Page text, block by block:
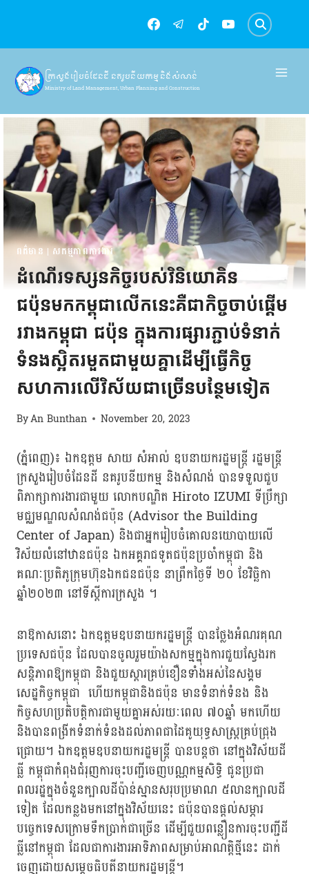
content
ក្រសួងរៀបចំដែនដី នគរូបនីយកម្ម និងសំណង់
Ministry of Land Management, Urban Planning and Construction
ពត៌មាន | សកម្មភាពការងារ
ដំណើរទស្សនកិច្ចរបស់វិនិយោគិន
ជប៉ុនមកកម្ពុជាលើកនេះគឺជាកិច្ចចាប់ផ្តើម
រវាងកម្ពុជា ជប៉ុន ក្នុងការផ្សារភ្ជាប់ទំនាក់
ទំនងស្អិតរមួតជាមួយគ្នាដើម្បីធ្វើកិច្ច
សហការលើវិស័យជាច្រើនបន្ថែមទៀត
ByAn Bunthan November 20, 2023
(ភ្នំពេញ)៖ ឯកឧត្តម សាយ សំអាល់ ឧបនាយករដ្ឋមន្រ្តី រដ្ឋមន្រ្តី
ក្រសួងរៀបចំដែនដី នគរូបនីយកម្ម និងសំណង់ បានទទួលជួប
ពិភាក្សាការងារជាមួយ លោកបណ្ឌិត Hiroto IZUMI ទីប្រឹក្សា
មជ្ឈមណ្ឌលសំណង់ជប៉ុន (Advisor the Building
Center of Japan) និងជាអ្នករៀបចំគោលនយោបាយលើ
វិស័យលំនៅឋានជប៉ុន ឯកអគ្គរាជទូតជប៉ុនប្រចាំកម្ពុជា និង
គណៈប្រតិភូក្រុមហ៊ុនឯកជនជប៉ុន នាព្រឹកថ្ងៃទី ២០ ខែវិច្ឆិកា
ឆ្នាំ២០២៣ នៅទីស្តីការក្រសួង ។
នាឱកាសនោះ ឯកឧត្តមឧបនាយករដ្ឋមន្ត្រី បានថ្លែងអំណរគុណ
ប្រទេសជប៉ុន ដែលបានចូលរួមយ៉ាងសកម្មក្នុងការជួយស្វែងរក
សន្តិភាពឱ្យកម្ពុជា និងជួយស្ដារគ្រប់ខឿនទាំងអស់នៃសង្គម
សេដ្ឋកិច្ចកម្ពុជា ហើយកម្ពុជានិងជប៉ុន មានទំនាក់ទំនង និង
កិច្ចសហប្រតិបត្តិការជាមួយគ្នាអស់រយៈពេល ៧០ឆ្នាំ មកហើយ
និងបានពង្រីកទំនាក់ទំនងដល់ភាពជាដៃគូយុទ្ធសាស្ត្រគ្រប់ជ្រុង
ជ្រោយ។ ឯកឧត្តមឧបនាយករដ្ឋមន្រ្តី បានបន្តថា នៅក្នុងវិស័យដី
ធ្លី កម្ពុជាកំពុងជំរុញការចុះបញ្ជីចេញបណ្ណកម្មសិទ្ធិ ជូនប្រជា
ពលរដ្ឋក្នុងចំនួនក្បាលដីប៉ាន់ស្មានសរុបប្រមាណ ៥លានក្បាលដី
ទៀត ដែលកន្លងមកនៅក្នុងវិស័យនេះ ជប៉ុនបានផ្តល់សម្ភារ
បច្ចេកទេសក្រោមទឹកប្រាក់ជាច្រើន ដើម្បីជួយពន្លឿនការចុះបញ្ជីដី
ធ្លីនៅកម្ពុជា ដែលជាការងារអាទិភាពសម្រាប់អាណត្តិថ្មីនេះ ដាក់
ចេញដោយសម្តេចធិបតីនាយករដ្ឋមន្រ្តី។